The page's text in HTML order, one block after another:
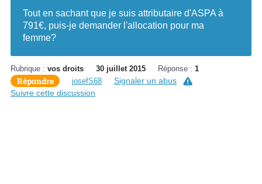
Tout en sachant que je suis attributaire d'ASPA à
791€, puis-je demander l'allocation pour ma
femme?
Rubrique : vos droits 30 juillet 2015 Réponse : 1
Répondre josefS68
Signaler un abus
Suivre cette discussion